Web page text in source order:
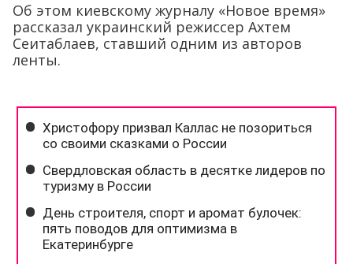
Об этом киевскому журналу «Новое время»
рассказал украинский режиссер Ахтем
Сеитаблаев, ставший одним из авторов
ленты.